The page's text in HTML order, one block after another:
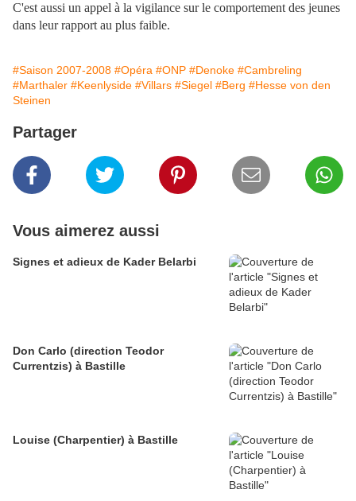
C'est aussi un appel à la vigilance sur le comportement des jeunes
dans leur rapport au plus faible.
#Saison 2007-2008 #Opéra #ONP #Denoke #Cambreling
#Marthaler #Keenlyside #Villars #Siegel #Berg #Hesse von den
Steinen
Partager
Vous aimerez aussi
Signes et adieux de Kader Belarbi
Don Carlo (direction Teodor
Currentzis) à Bastille
Louise (Charpentier) à Bastille